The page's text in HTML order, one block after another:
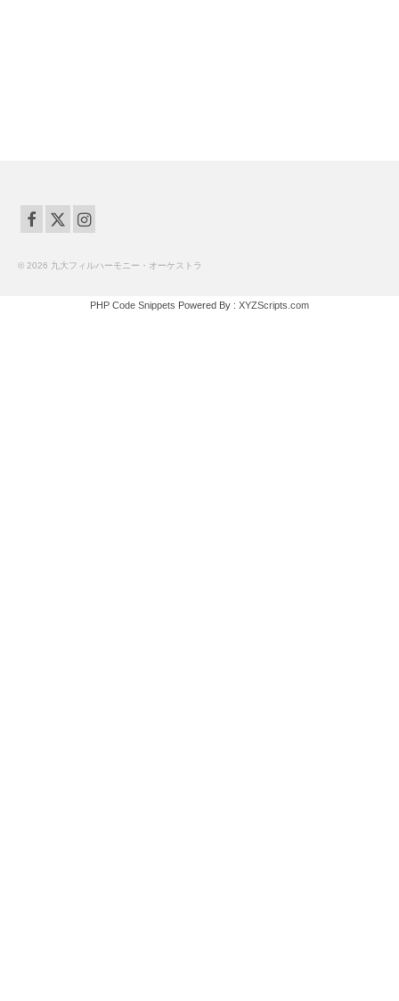
© 2026 九大フィルハーモニー・オーケストラ
PHP Code Snippets Powered By : XYZScripts.com